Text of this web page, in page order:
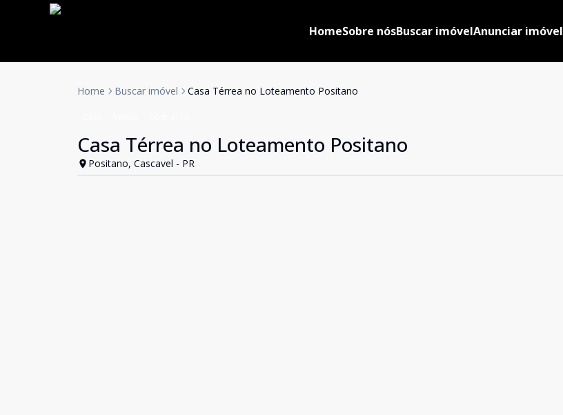
HomeSobre nósBuscar imóvelAnunciar imóvel
Home Buscar imóvel Casa Térrea no Loteamento Positano
Casa Térrea no Loteamento Positano
Positano, Cascavel - PR